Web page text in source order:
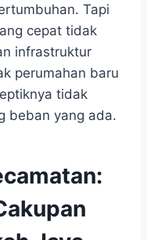
Tapi
cepat tidak
infrastruktur
perumahan baru
tidak
beban yang ada.